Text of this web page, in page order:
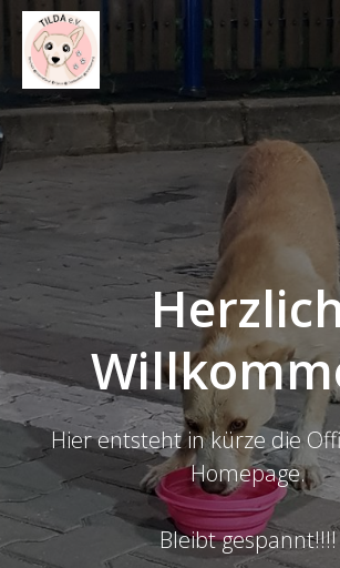
Inhalt
Hier entsteht in kürze die
Homepage.
Bleibt gespannt!!!!